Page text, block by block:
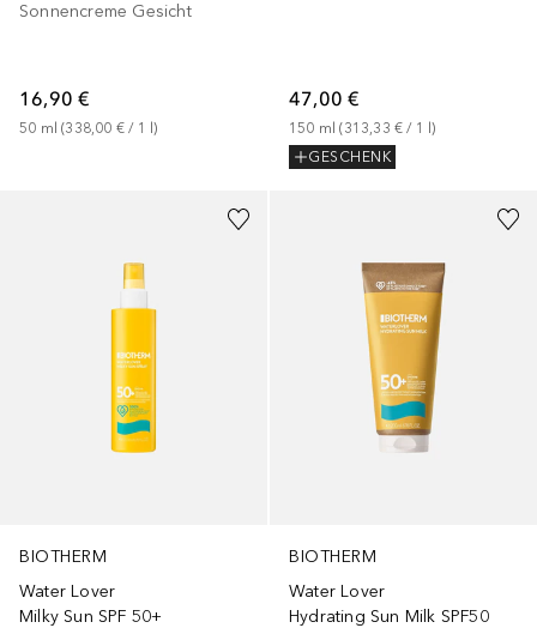
Sonnencreme Gesicht
16,90 €
50 ml (338,00 € / 1 l)
47,00 €
150 ml (313,33 € / 1 l)
GESCHENK
BIOTHERM
Water Lover
Milky Sun SPF 50+
BIOTHERM
Water Lover
Hydrating Sun Milk SPF50